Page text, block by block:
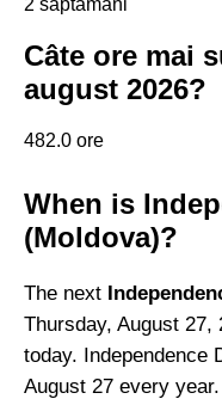
2 săptămâni
Câte ore mai
august 2026?
482.0 ore
When is
(Moldova)?
The next
Thursday, August
today. Independence
August 27 every